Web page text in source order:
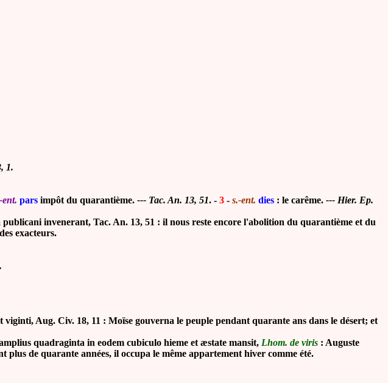
1.
ent. pars impôt du quarantième. --- Tac. An. 13, 51. - 3 - s.-ent. dies : le carême. --- Hier. Ep.
invenerant, Tac. An. 13, 51 : il nous reste encore l'abolition du quarantième et du
exacteurs.
Aug. Civ. 18, 11 : Moïse gouverna le peuple pendant quarante ans dans le désert; et
quadraginta in eodem cubiculo hieme et æstate mansit, Lhom. de viris : Auguste
de quarante années, il occupa le même appartement hiver comme été.